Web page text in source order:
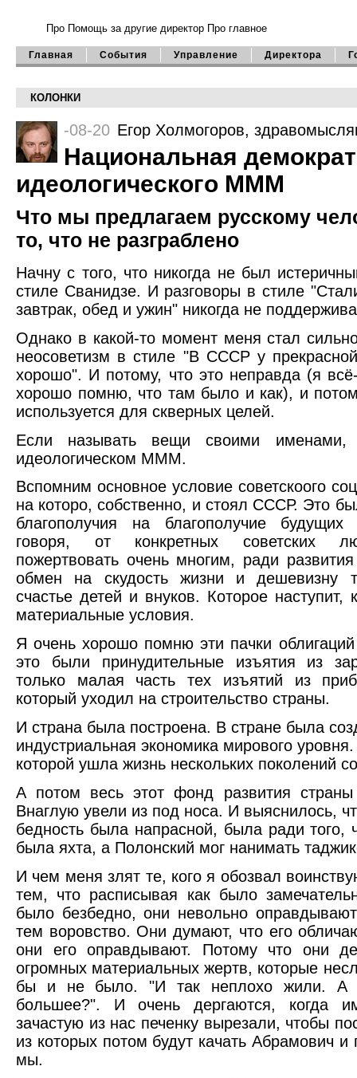
Про Помощь за другие директор Про главное
Главная События Управление Директора
КОЛОНКИ
-08-20 Егор Холмогоров,
Национальная
идеологического МММ
Что мы предлагаем русскому
то, что не разграблено
Начну с того, что никогда не был
стиле Сванидзе. И разговоры в стиле
завтрак, обед и ужин" никогда не
Однако в какой-то момент меня стал
неосоветизм в стиле "В СССР у
хорошо". И потому, что это неправда (я
хорошо помню, что там было и как), и
используется для скверных целей.
Если называть вещи своими
идеологическом МММ.
Вспомним основное условие советскоого
на которо, собственно, и стоял СССР. Это
благополучия на благополучие
говоря, от конкретных советских
пожертвовать очень многим, ради
обмен на скудость жизни и дешевизну
счастье детей и внуков. Которое наступит,
материальные условия.
Я очень хорошо помню эти пачки
это были принудительные изъятия из
только малая часть тех изъятий из
который уходил на строительство страны.
И страна была построена. В стране была
индустриальная экономика мирового
которой ушла жизнь нескольких поколений
А потом весь этот фонд развития
Внаглую увели из под носа. И выяснилось,
бедность была напрасной, была ради того,
была яхта, а Полонский мог нанимать
И чем меня злят те, кого я обозвал
тем, что расписывая как было
было безбедно, они невольно
тем воровство. Они думают, что его
они его оправдывают. Потому что они
огромных материальных жертв, которые
бы и не было. "И так неплохо жили. А
большее?". И очень дергаются, когда
зачастую из нас печенку вырезали, чтобы
из которых потом будут качать Абрамович
мы.